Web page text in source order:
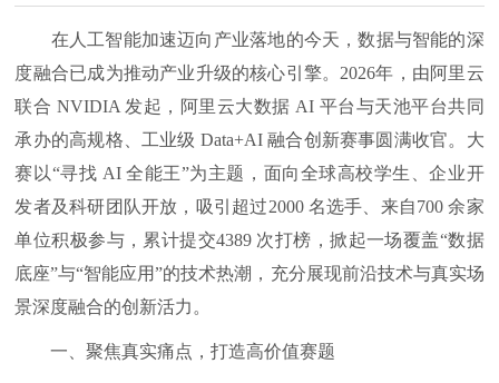
在人工智能加速迈向产业落地的今天，数据与智能的深
度融合已成为推动产业升级的核心引擎。2026年，由阿里云
联合 NVIDIA 发起，阿里云大数据 AI 平台与天池平台共同
承办的高规格、工业级 Data+AI 融合创新赛事圆满收官。大
赛以“寻找 AI 全能王”为主题，面向全球高校学生、企业开
发者及科研团队开放，吸引超过2000 名选手、来自700 余家
单位积极参与，累计提交4389 次打榜，掀起一场覆盖“数据
底座”与“智能应用”的技术热潮，充分展现前沿技术与真实场
景深度融合的创新活力。
一、聚焦真实痛点，打造高价值赛题